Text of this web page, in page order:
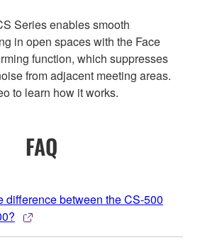
Series enables smooth
in open spaces with the Face
function, which suppresses
from adjacent meeting areas.
to learn how it works.
FAQ
difference between the CS-500